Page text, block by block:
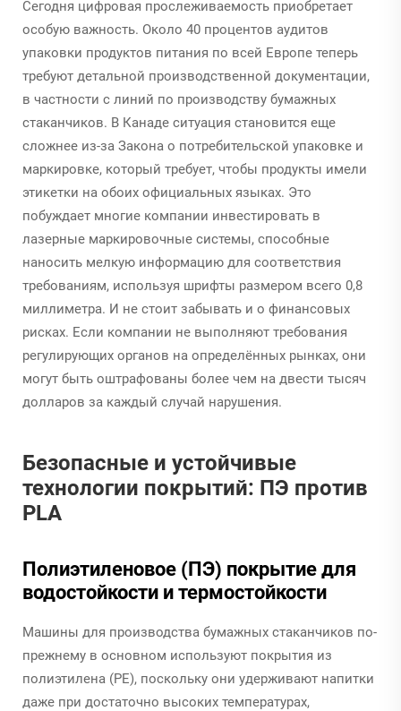
Сегодня цифровая прослеживаемость приобретает
особую важность. Около 40 процентов аудитов
упаковки продуктов питания по всей Европе теперь
требуют детальной производственной документации,
в частности с линий по производству бумажных
стаканчиков. В Канаде ситуация становится еще
сложнее из-за Закона о потребительской упаковке и
маркировке, который требует, чтобы продукты имели
этикетки на обоих официальных языках. Это
побуждает многие компании инвестировать в
лазерные маркировочные системы, способные
наносить мелкую информацию для соответствия
требованиям, используя шрифты размером всего 0,8
миллиметра. И не стоит забывать и о финансовых
рисках. Если компании не выполняют требования
регулирующих органов на определённых рынках, они
могут быть оштрафованы более чем на двести тысяч
долларов за каждый случай нарушения.
Безопасные и устойчивые
технологии покрытий: ПЭ против
PLA
Полиэтиленовое (ПЭ) покрытие для
водостойкости и термостойкости
Машины для производства бумажных стаканчиков по-
прежнему в основном используют покрытия из
полиэтилена (PE), поскольку они удерживают напитки
даже при достаточно высоких температурах,